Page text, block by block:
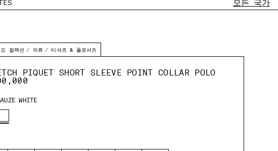
모든 국가
요 컬렉션 의류 티셔츠 & 폴로셔츠
PIQUET SHORT SLEEVE POINT COLLAR POLO